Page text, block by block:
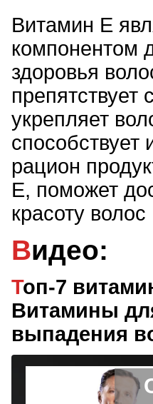
Витамин Е
компонентом
здоровья
препятствует
укрепляет
способствует
рацион
Е, поможет
красоту волос
Видео:
Топ-7 витаминов для волос.
Витамины
выпадения